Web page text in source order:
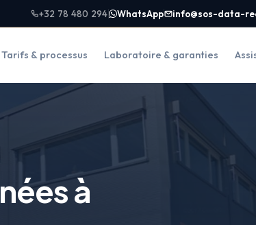
+32 78 480 294 WhatsApp info@sos-data-
Tarifs & processus Laboratoire & garanties
à